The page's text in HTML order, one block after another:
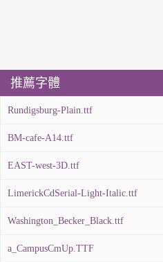
推薦字體
Rundigsburg-Plain.ttf
BM-cafe-A14.ttf
EAST-west-3D.ttf
LimerickCdSerial-Light-Italic.ttf
Washington_Becker_Black.ttf
a_CampusCmUp.TTF